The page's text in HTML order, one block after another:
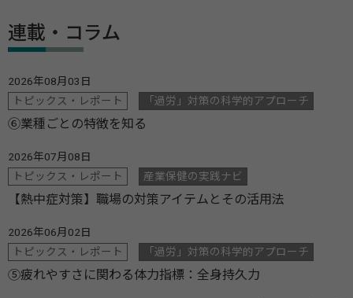
連載・コラム
2026年08月03日
トピックス・レポート
「過労」対策の科学的アプローチ
⑥業種ごとの特徴を知る
2026年07月08日
トピックス・レポート
産業保健の実践ナビ
【熱中症対策】職場の対策アイテムとその活用法
2026年06月02日
トピックス・レポート
「過労」対策の科学的アプローチ
⑤疲れやすさに関わる体力指標：全身持久力